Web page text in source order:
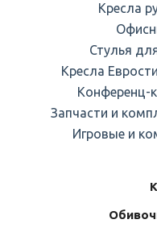
Кресла
Стулья
Кресла
Конференц-
Запчасти и
Игровые и